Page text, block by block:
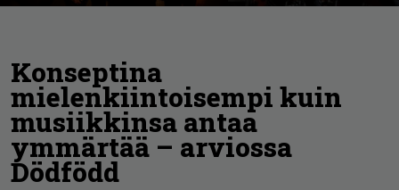
Konseptina
mielenkiintoisempi kuin
musiikkinsa antaa
ymmärtää – arviossa
Dödfödd